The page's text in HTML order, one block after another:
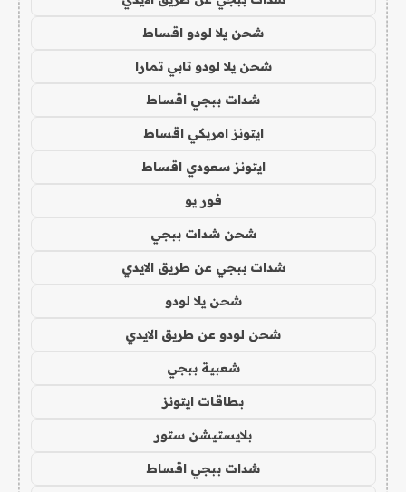
شحن يلا لودو اقساط
شحن يلا لودو تابي تمارا
شدات ببجي اقساط
ايتونز امريكي اقساط
ايتونز سعودي اقساط
فور يو
شحن شدات ببجي
شدات ببجي عن طريق الايدي
شحن يلا لودو
شحن لودو عن طريق الايدي
شعبية ببجي
بطاقات ايتونز
بلايستيشن ستور
شدات ببجي اقساط